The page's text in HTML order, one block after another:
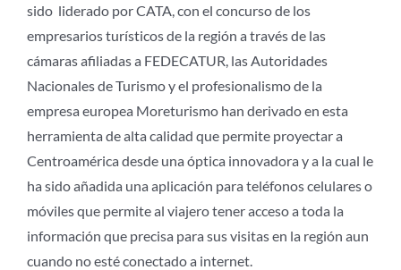
sido liderado por CATA, con el concurso de los
empresarios turísticos de la región a través de las
cámaras afiliadas a FEDECATUR, las Autoridades
Nacionales de Turismo y el profesionalismo de la
empresa europea Moreturismo han derivado en esta
herramienta de alta calidad que permite proyectar a
Centroamérica desde una óptica innovadora y a la cual le
ha sido añadida una aplicación para teléfonos celulares o
móviles que permite al viajero tener acceso a toda la
información que precisa para sus visitas en la región aun
cuando no esté conectado a internet.